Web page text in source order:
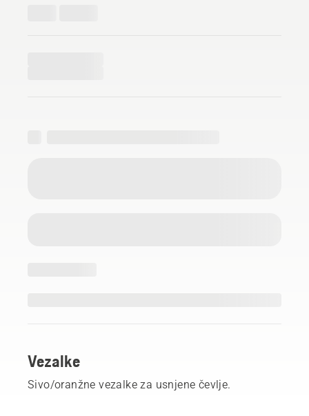
Vezalke
Sivo/oranžne vezalke za usnjene čevlje.